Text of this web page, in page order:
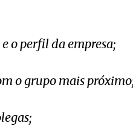
o perfil da empresa;
o grupo mais